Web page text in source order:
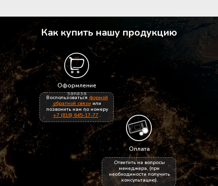
Как купить нашу продукцию
Оформление
заказа
Оплата
Воспользоваться формой
обратной связи или
позвонить нам по номеру
+7 (816) 645-17-77 .
Ответить на вопросы
менеджера, (при
необходимости получить
консультацию).
Информация
О компании
Доставка и оплата
Политика конфиденциальности
Пользовательское соглашение
Адрес
Новгородская обл.,
ул. Софьи Перовской,
д.10, пом.2
Контакты
☎
+7 (816) 645 17 77
e-mail:opt@centr53.ru